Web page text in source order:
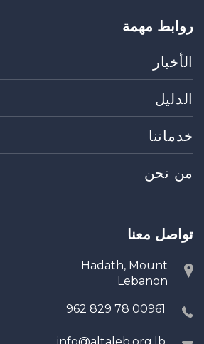
روابط مهمة
الأخبار
الدليل
خدماتنا
من نحن
تواصل معنا
Hadath, Mount
Lebanon
00961 78 829 962